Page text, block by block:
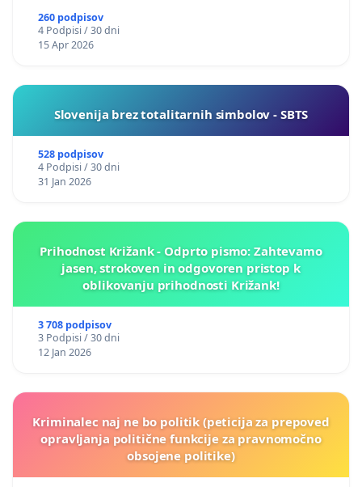
260 podpisov
4 Podpisi / 30 dni
15 Apr 2026
Slovenija brez totalitarnih simbolov - SBTS
528 podpisov
4 Podpisi / 30 dni
31 Jan 2026
Prihodnost Križank - Odprto pismo: Zahtevamo
jasen, strokoven in odgovoren pristop k
oblikovanju prihodnosti Križank!
3 708 podpisov
3 Podpisi / 30 dni
12 Jan 2026
Kriminalec naj ne bo politik (peticija za prepoved
opravljanja politične funkcije za pravnomočno
obsojene politike)